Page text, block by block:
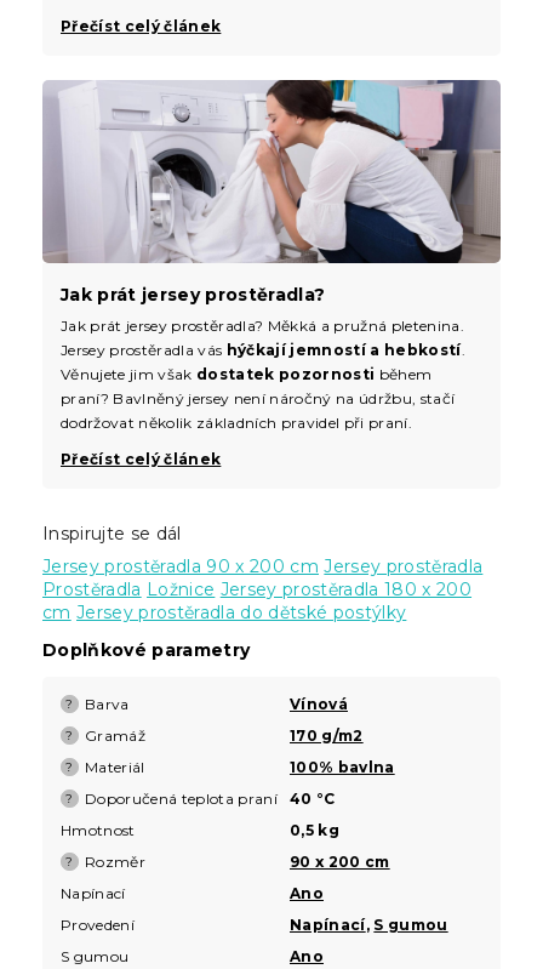
Jak prát jersey prostěradla?
Jak prát jersey prostěradla? Měkká a pružná pletenina.
Jersey prostěradla vás hýčkají jemností a hebkostí.
Věnujete jim však dostatek pozornosti během
praní? Bavlněný jersey není náročný na údržbu, stačí
dodržovat několik základních pravidel při praní.
Přečíst celý článek
Přečíst celý článek
Inspirujte se dál
Jersey prostěradla 90 x 200 cm Jersey prostěradla
Prostěradla Ložnice Jersey prostěradla 180 x 200
cm Jersey prostěradla do dětské postýlky
Doplňkové parametry
? Barva Vínová
? Gramáž 170 g/m2
? Materiál 100% bavlna
? Doporučená teplota praní
40 °C
Hmotnost
0,5 kg
? Rozměr
90 x 200 cm
Napínací
Ano
Provedení
Napínací, S gumou
S gumou
Ano